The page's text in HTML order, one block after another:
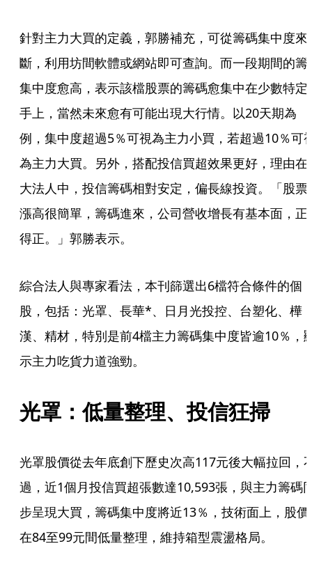
針對主力大買的定義，郭勝補充，可從籌碼集中度來
斷，利用坊間軟體或網站即可查詢。而一段期間的籌
集中度愈高，表示該檔股票的籌碼愈集中在少數特定
手上，當然未來愈有可能出現大行情。以20天期為
例，集中度超過5％可視為主力小買，若超過10％可
為主力大買。另外，搭配投信買超效果更好，理由在
大法人中，投信籌碼相對安定，偏長線投資。「股票
漲高很簡單，籌碼進來，公司營收增長有基本面，正
得正。」郭勝表示。
綜合法人與專家看法，本刊篩選出6檔符合條件的個
股，包括：光罩、長華*、日月光投控、台塑化、樺
漢、精材，特別是前4檔主力籌碼集中度皆逾10％，
示主力吃貨力道強勁。
光罩：低量整理、投信狂掃
光罩股價從去年底創下歷史次高117元後大幅拉回，
過，近1個月投信買超張數達10,593張，與主力籌碼
步呈現大買，籌碼集中度將近13％，技術面上，股價
在84至99元間低量整理，維持箱型震盪格局。